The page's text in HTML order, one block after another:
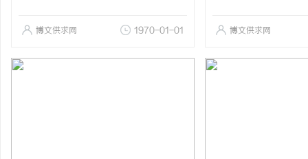
博文供求网 1970-01-01 博文供求网